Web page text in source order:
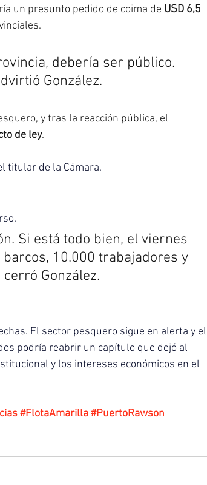
un presunto pedido de coima de USD 6,5
debería ser público.
González.
y tras la reacción pública, el
de ley.
titular de la Cámara.
Si está todo bien, el viernes
10.000 trabajadores y
González.
El sector pesquero sigue en alerta y el
podría reabrir un capítulo que dejó al
y los intereses económicos en el
#FlotaAmarilla#PuertoRawson